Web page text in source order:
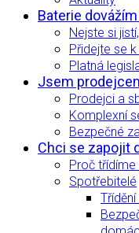
Baterie
Nejste si
Přidejte se k
Platná
Jsem
Prodejci a
Komplexní
Bezpečné
Chci se zapojit
Proč třídíme
Spotřebitelé